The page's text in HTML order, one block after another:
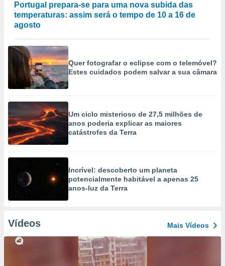
Portugal prepara-se para uma nova subida das
temperaturas: assim será o tempo de 10 a 16 de
agosto
Quer fotografar o eclipse com o telemóvel?
Estes cuidados podem salvar a sua câmara
Um ciclo misterioso de 27,5 milhões de
anos poderia explicar as maiores
catástrofes da Terra
Incrível: descoberto um planeta
potencialmente habitável a apenas 25
anos-luz da Terra
Vídeos Mais Vídeos